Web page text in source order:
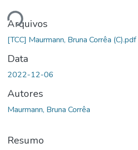
Arquivos
[TCC] Maurmann, Bruna Corrêa (C).pdf
Data
2022-12-06
Autores
Maurmann, Bruna Corrêa
Resumo